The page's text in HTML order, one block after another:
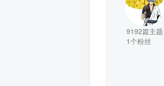
9192篇主题
1个粉丝